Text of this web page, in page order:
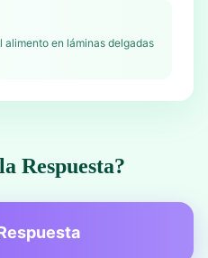
alimento en láminas delgadas
Respuesta?